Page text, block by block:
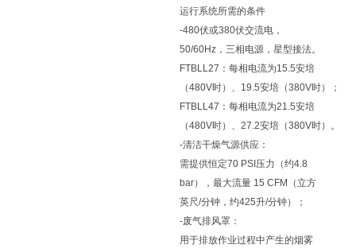
运行系统所需的条件
-480伏或380伏交流电，
50/60Hz，三相电源，星型接法。
FTBLL27：每相电流为15.5安培
（480V时）、19.5安培（380V时）；
FTBLL47：每相电流为21.5安培
（480V时）、27.2安培（380V时）。
-清洁干燥气源供应：
需提供恒定70 PSI压力（约4.8
bar），最大流量 15 CFM（立方
英尺/分钟，约425升/分钟）；
-废气排风罩：
用于排放作业过程中产生的烟雾